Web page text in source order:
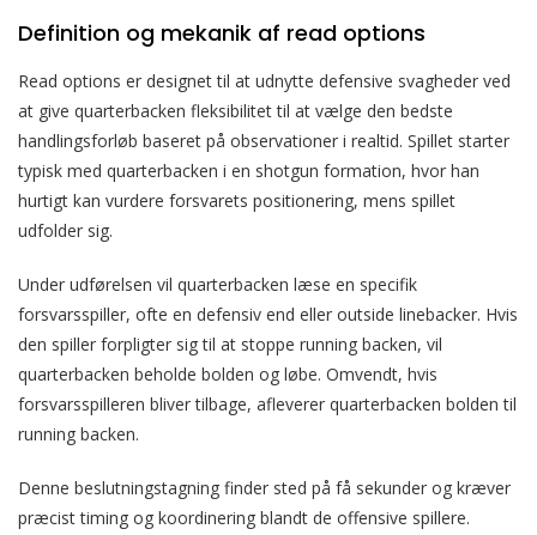
Definition og mekanik af read options
Read options er designet til at udnytte defensive svagheder ved
at give quarterbacken fleksibilitet til at vælge den bedste
handlingsforløb baseret på observationer i realtid. Spillet starter
typisk med quarterbacken i en shotgun formation, hvor han
hurtigt kan vurdere forsvarets positionering, mens spillet
udfolder sig.
Under udførelsen vil quarterbacken læse en specifik
forsvarsspiller, ofte en defensiv end eller outside linebacker. Hvis
den spiller forpligter sig til at stoppe running backen, vil
quarterbacken beholde bolden og løbe. Omvendt, hvis
forsvarsspilleren bliver tilbage, afleverer quarterbacken bolden til
running backen.
Denne beslutningstagning finder sted på få sekunder og kræver
præcist timing og koordinering blandt de offensive spillere.